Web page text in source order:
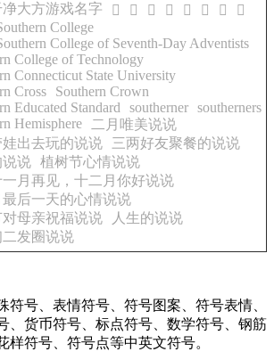
大方游戏名字
𪢬 𪢭 𪢮 𪢯 𪢰 𪢱 𪢲
𪢳
College
College of Seventh-Day Adventists
College of Technology
Connecticut State University
Cross
Southern Crown
Educated Standard
southerner southerners
Hemisphere
二月唯美说说
娃出去玩的说说
三两好友聚餐的说说
说说 植树节心情说说
月再见，十二月你好说说
后一天的心情说说
母亲祝福说说
人生的说说
二发圈说说
符号、表情符号、符号图案、符号表情、
、货币符号、标点符号、数学符号、钢筋
样符号、符号点等中英文符号。